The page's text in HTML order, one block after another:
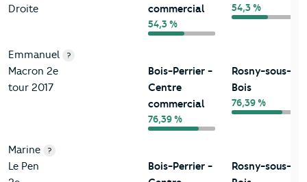
Droite
commercial
54,3 %
54,3 %
Emmanuel
Macron 2e
tour 2017
?
Bois-Perrier -
Centre
commercial
76,39 %
Rosny-sous-
Bois
76,39 %
Marine
Le Pen
?
Bois-Perrier -
Rosny-sous-